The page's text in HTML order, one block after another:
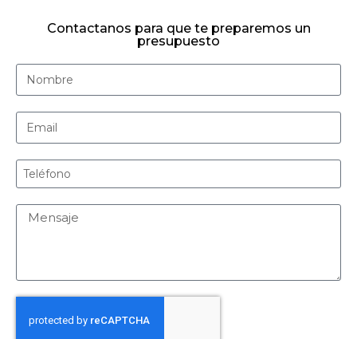
Contactanos para que te preparemos un
presupuesto